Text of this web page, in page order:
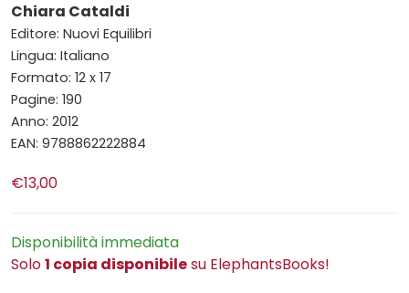
Chiara Cataldi
Editore: Nuovi Equilibri
Lingua: Italiano
Formato: 12 x 17
Pagine: 190
Anno: 2012
EAN: 9788862222884
€13,00
Disponibilità immediata
Solo1 copia disponibilesu ElephantsBooks!